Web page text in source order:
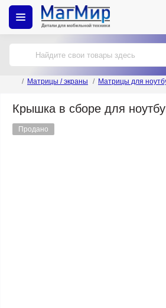
Матрицы / экраны Матрицы для
Крышка в сборе для
Продано